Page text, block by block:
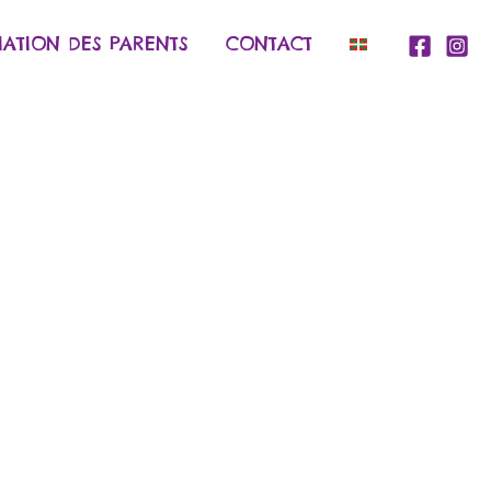
DES PARENTS CONTACT